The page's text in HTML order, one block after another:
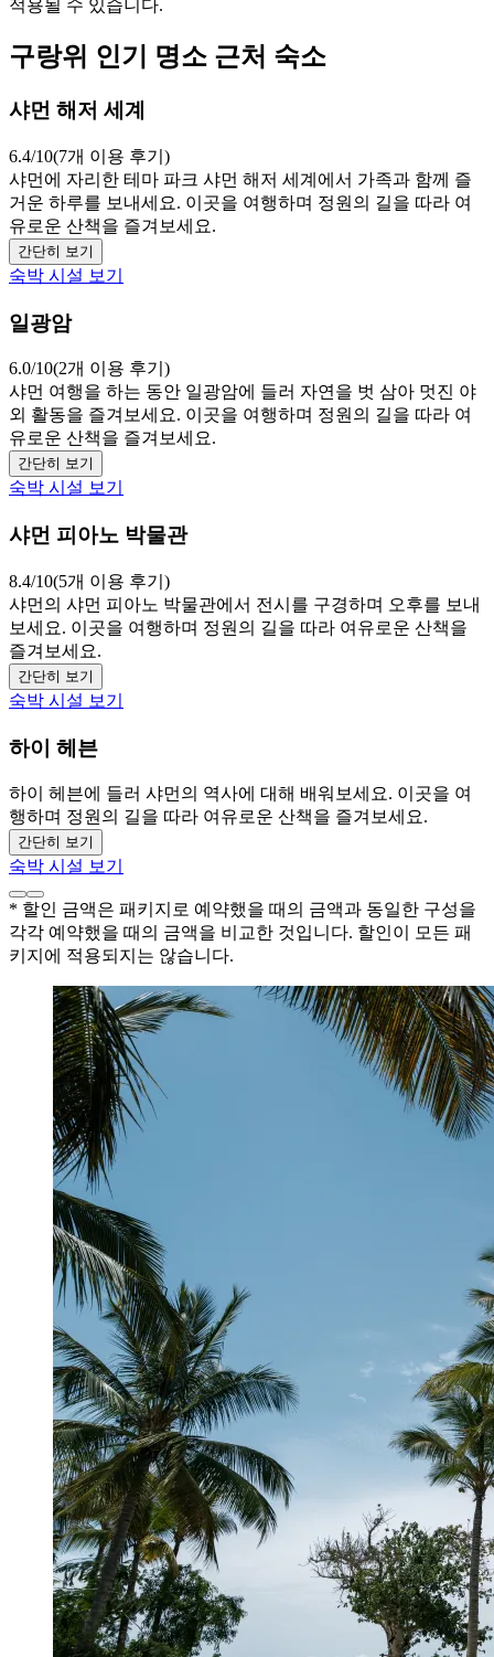
적용될 수 있습니다.
구랑위 인기 명소 근처 숙소
샤먼 해저 세계
6.4/10(7개 이용 후기)
샤먼에 자리한 테마 파크 샤먼 해저 세계에서 가족과 함께 즐
거운 하루를 보내세요. 이곳을 여행하며 정원의 길을 따라 여
유로운 산책을 즐겨보세요.
간단히 보기
숙박 시설 보기
일광암
6.0/10(2개 이용 후기)
샤먼 여행을 하는 동안 일광암에 들러 자연을 벗 삼아 멋진 야
외 활동을 즐겨보세요. 이곳을 여행하며 정원의 길을 따라 여
유로운 산책을 즐겨보세요.
간단히 보기
숙박 시설 보기
샤먼 피아노 박물관
8.4/10(5개 이용 후기)
샤먼의 샤먼 피아노 박물관에서 전시를 구경하며 오후를 보내
보세요. 이곳을 여행하며 정원의 길을 따라 여유로운 산책을
즐겨보세요.
간단히 보기
숙박 시설 보기
하이 헤븐
하이 헤븐에 들러 샤먼의 역사에 대해 배워보세요. 이곳을 여
행하며 정원의 길을 따라 여유로운 산책을 즐겨보세요.
간단히 보기
숙박 시설 보기
* 할인 금액은 패키지로 예약했을 때의 금액과 동일한 구성을
각각 예약했을 때의 금액을 비교한 것입니다. 할인이 모든 패
키지에 적용되지는 않습니다.